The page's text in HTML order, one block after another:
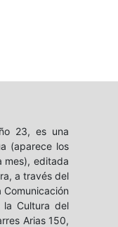
23, es una
(aparece los
mes), editada
a través del
la Cultura del
Arias 150,